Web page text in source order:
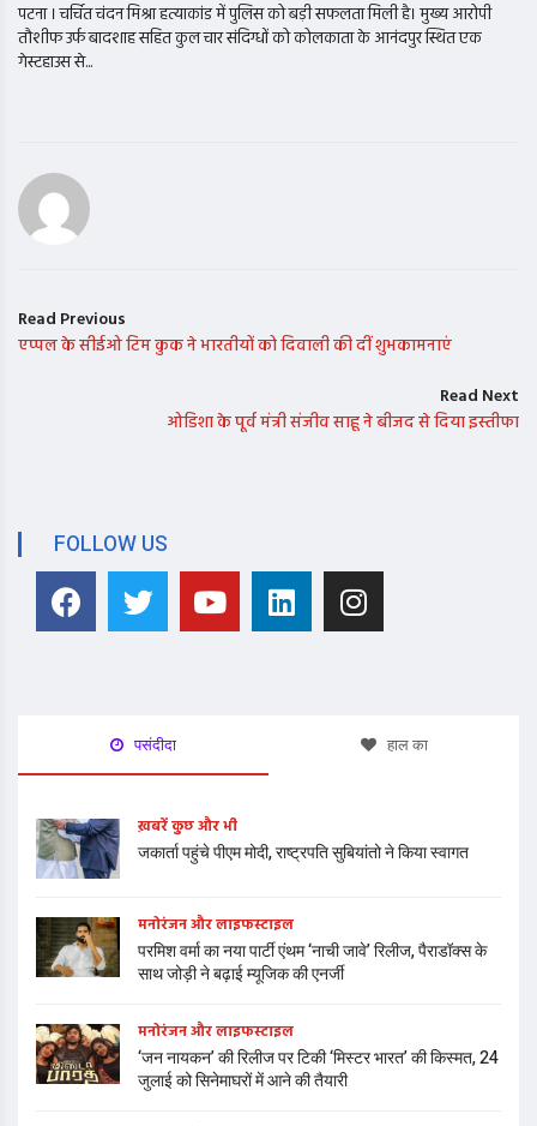
पटना । चर्चित चंदन मिश्रा हत्याकांड में पुलिस को बड़ी सफलता मिली है। मुख्य आरोपी
तौशीफ उर्फ बादशाह सहित कुल चार संदिग्धों को कोलकाता के आनंदपुर स्थित एक
गेस्टहाउस से...
Read Previous
एप्पल के सीईओ टिम कुक ने भारतीयों को दिवाली की दीं शुभकामनाएं
Read Next
ओडिशा के पूर्व मंत्री संजीव साहू ने बीजद से दिया इस्तीफा
FOLLOW US
पसंदीदा हाल का
ख़बरें कुछ और भी
जकार्ता पहुंचे पीएम मोदी, राष्ट्रपति सुबियांतो ने किया स्वागत
मनोरंजन और लाइफस्टाइल
परमिश वर्मा का नया पार्टी एंथम ‘नाची जावे’ रिलीज, पैराडॉक्स के
साथ जोड़ी ने बढ़ाई म्यूजिक की एनर्जी
मनोरंजन और लाइफस्टाइल
‘जन नायकन’ की रिलीज पर टिकी ‘मिस्टर भारत’ की किस्मत, 24
जुलाई को सिनेमाघरों में आने की तैयारी